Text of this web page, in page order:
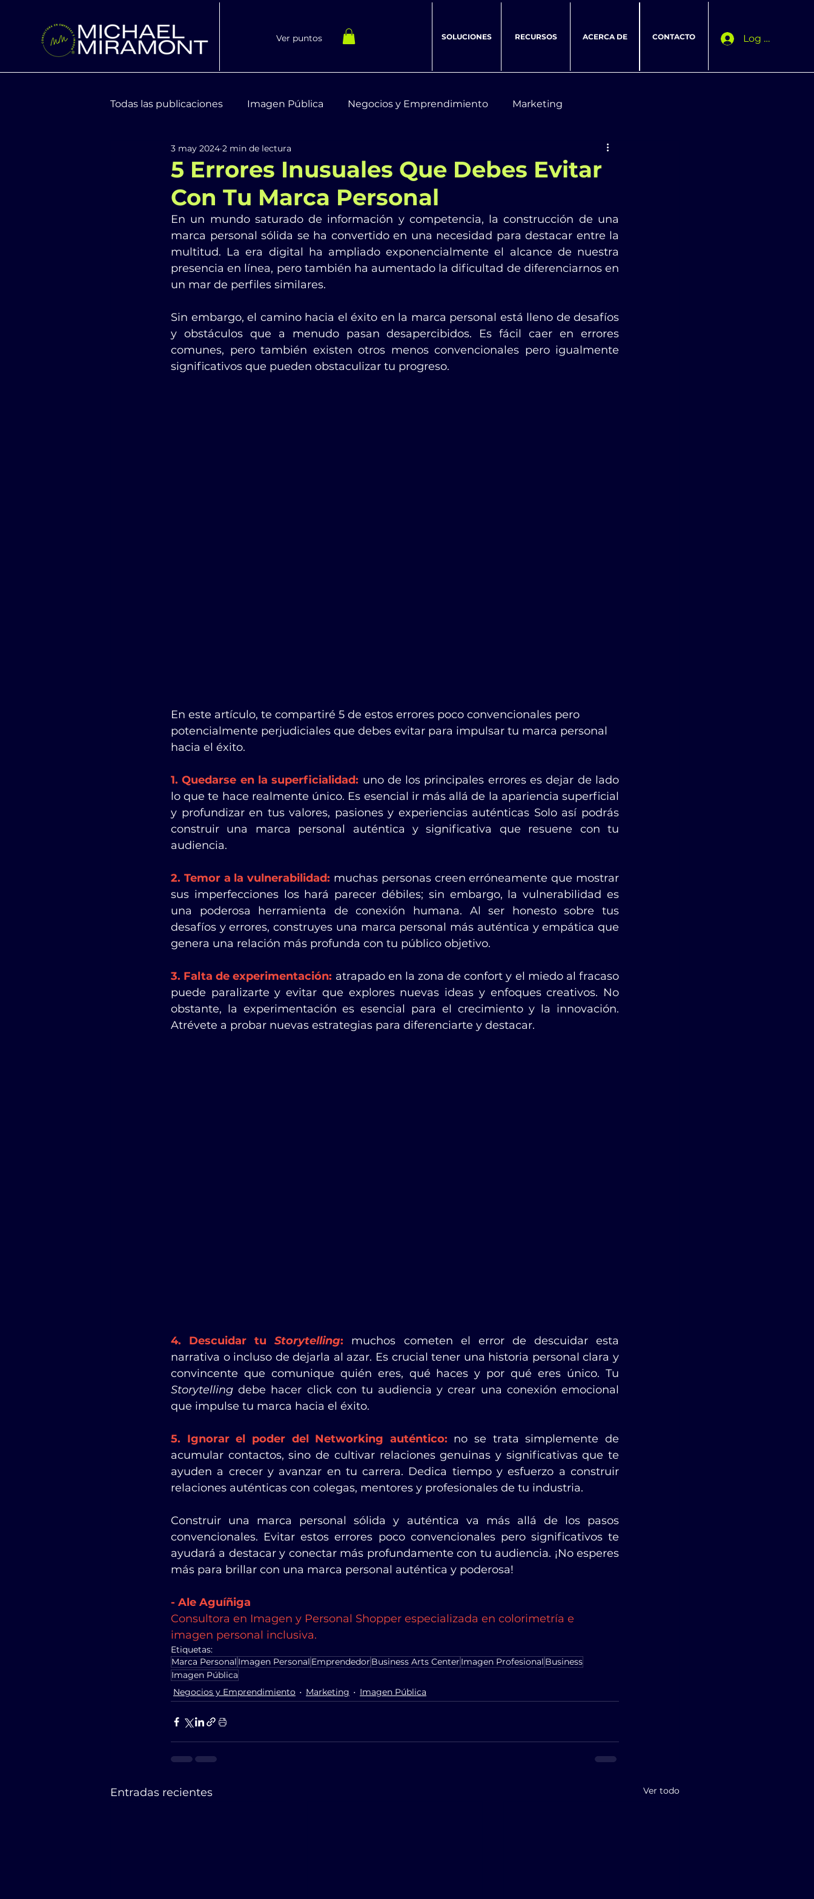
Ver puntos SOLUCIONES RECURSOS ACERCA DE CONTACTO Log In
Todas las publicaciones Imagen Pública Negocios y Emprendimiento Marketing
Moda y Tendencias Bienestar Integral
5 Errores Inusuales Que Debes Evitar
Con Tu Marca Personal
3 may 2024 2 min de lectura
En un mundo saturado de información y competencia, la construcción de una
marca personal sólida se ha convertido en una necesidad para destacar entre la
multitud. La era digital ha ampliado exponencialmente el alcance de nuestra
presencia en línea, pero también ha aumentado la dificultad de diferenciarnos en
un mar de perfiles similares.
Sin embargo, el camino hacia el éxito en la marca personal está lleno de desafíos
y obstáculos que a menudo pasan desapercibidos. Es fácil caer en errores
comunes, pero también existen otros menos convencionales pero igualmente
significativos que pueden obstaculizar tu progreso.
En este artículo, te compartiré 5 de estos errores poco convencionales pero
potencialmente perjudiciales que debes evitar para impulsar tu marca personal
hacia el éxito.
1. Quedarse en la superficialidad: uno de los principales errores es dejar de lado
lo que te hace realmente único. Es esencial ir más allá de la apariencia superficial
y profundizar en tus valores, pasiones y experiencias auténticas Solo así podrás
construir una marca personal auténtica y significativa que resuene con tu
audiencia.
2. Temor a la vulnerabilidad: muchas personas creen erróneamente que mostrar
sus imperfecciones los hará parecer débiles; sin embargo, la vulnerabilidad es
una poderosa herramienta de conexión humana. Al ser honesto sobre tus
desafíos y errores, construyes una marca personal más auténtica y empática que
genera una relación más profunda con tu público objetivo.
3. Falta de experimentación: atrapado en la zona de confort y el miedo al fracaso
puede paralizarte y evitar que explores nuevas ideas y enfoques creativos. No
obstante, la experimentación es esencial para el crecimiento y la innovación.
Atrévete a probar nuevas estrategias para diferenciarte y destacar.
4. Descuidar tu Storytelling:
muchos cometen el error de descuidar esta
narrativa o incluso de dejarla al azar. Es crucial tener una historia personal clara y
Storytelling debe hacer click con tu audiencia y crear una conexión emocional
que impulse tu marca hacia el éxito.
5. Ignorar el poder del Networking auténtico: no se trata simplemente de
acumular contactos, sino de cultivar relaciones genuinas y significativas que te
ayuden a crecer y avanzar en tu carrera. Dedica tiempo y esfuerzo a construir
relaciones auténticas con colegas, mentores y profesionales de tu industria.
Construir una marca personal sólida y auténtica va más allá de los pasos
convencionales. Evitar estos errores poco convencionales pero significativos te
ayudará a destacar y conectar más profundamente con tu audiencia. ¡No esperes
más para brillar con una marca personal auténtica y poderosa!
- Ale Aguíñiga
Consultora en Imagen y Personal Shopper especializada en colorimetría e
imagen personal inclusiva.
Etiquetas:
Marca Personal Imagen Personal Emprendedor Business Arts Center Imagen Profesional Business
Imagen Pública
Negocios y Emprendimiento
Marketing Imagen Pública
Entradas recientes Ver todo